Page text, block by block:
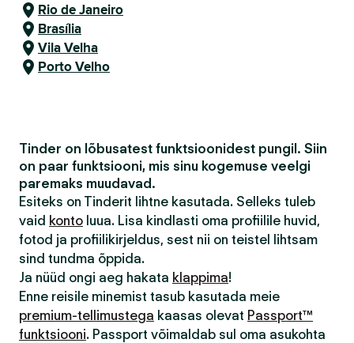
Rio de Janeiro
Brasília
Vila Velha
Porto Velho
Tinder on lõbusatest funktsioonidest pungil. Siin
on paar funktsiooni, mis sinu kogemuse veelgi
paremaks muudavad.
Esiteks on Tinderit lihtne kasutada. Selleks tuleb
vaid konto luua. Lisa kindlasti oma profiilile huvid,
fotod ja profiilikirjeldus, sest nii on teistel lihtsam
sind tundma õppida.
Ja nüüd ongi aeg hakata klappima!
Enne reisile minemist tasub kasutada meie
premium-tellimustega kaasas olevat Passport™
funktsiooni. Passport võimaldab sul oma asukohta